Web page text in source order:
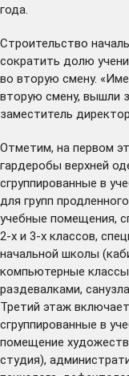
года.
Строительство
сократить долю
во вторую смену.
вторую смену, вышли
заместитель
Отметим, на первом
гардеробы верхней
сгруппированные в
для групп
учебные помещения,
2-х и 3-х классов,
начальной школы
компьютерные
раздевалками,
Третий этаж
сгруппированные в
помещение
студия),